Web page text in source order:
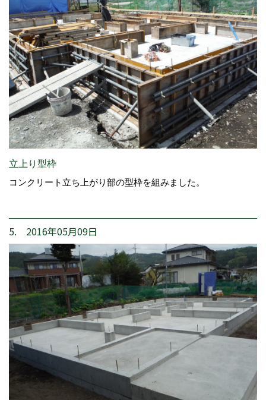
立上り型枠
コンクリート立ち上がり部の型枠を組みました。
5. 2016年05月09日